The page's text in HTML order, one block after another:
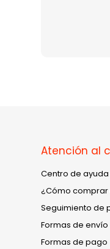
Atención al
Centro de ayuda
¿Cómo comprar
Seguimiento de
Formas de envío
Formas de pago